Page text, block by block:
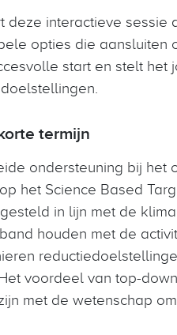
interactieve sessie
opties die aansluiten
start en stelt het
termijn
ondersteuning bij het
het Science Based
in lijn met de
houden met de
voordeel van top-
met de wetenschap